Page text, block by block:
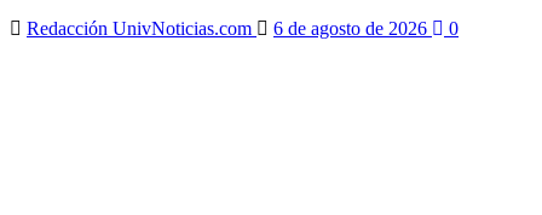
Redacción UnivNoticias.com 6 de agosto de 2026 0